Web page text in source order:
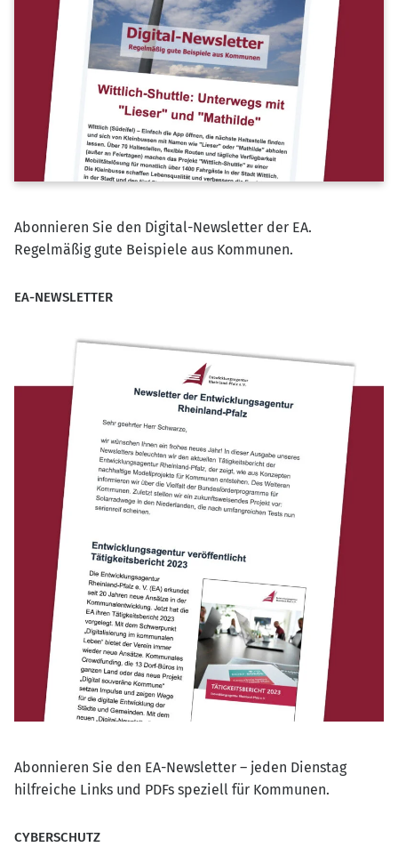
Abonnieren Sie den Digital-Newsletter der EA.
Regelmäßig gute Beispiele aus Kommunen.
EA-NEWSLETTER
Abonnieren Sie den EA-Newsletter – jeden Dienstag
hilfreiche Links und PDFs speziell für Kommunen.
CYBERSCHUTZ